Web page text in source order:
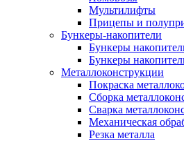
Мультилифты
Прицепы и
Бункеры-накопители
Бункеры
Бункеры
Металлоконструкции
Покраска
Сборка
Сварка
Механическая
Резка металла